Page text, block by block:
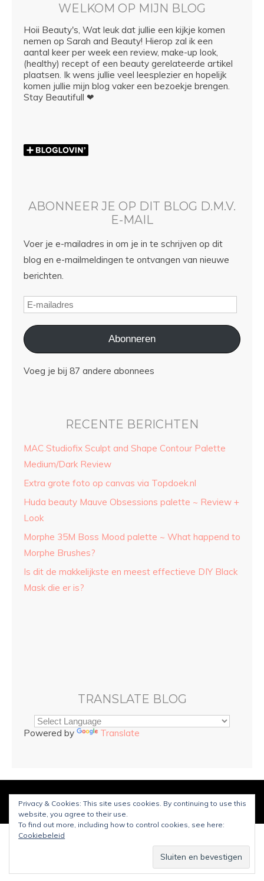
WELKOM OP MIJN BLOG
Hoii Beauty's, Wat leuk dat jullie een kijkje komen
nemen op Sarah and Beauty! Hierop zal ik een
aantal keer per week een review, make-up look,
(healthy) recept of een beauty gerelateerde artikel
plaatsen. Ik wens jullie veel leesplezier en hopelijk
komen jullie mijn blog vaker een bezoekje brengen.
Stay Beautifull ❤
ABONNEER JE OP DIT BLOG D.M.V.
E-MAIL
Voer je e-mailadres in om je in te schrijven op dit
blog en e-mailmeldingen te ontvangen van nieuwe
berichten.
Abonneren
Voeg je bij 87 andere abonnees
RECENTE BERICHTEN
MAC Studiofix Sculpt and Shape Contour Palette
Medium/Dark Review
Extra grote foto op canvas via Topdoek.nl
Huda beauty Mauve Obsessions palette ~ Review +
Look
Morphe 35M Boss Mood palette ~ What happend to
Morphe Brushes?
Is dit de makkelijkste en meest effectieve DIY Black
Mask die er is?
TRANSLATE BLOG
Powered by Translate
© CopyrightSarah and Beauty2025. Mogelijk gemaakt door
WordPress.Ontworpen door Bluchic
Privacy & Cookies: This site uses cookies. By continuing to use this
website, you agree to their use.
To find out more, including how to control cookies, see here:
Cookiebeleid